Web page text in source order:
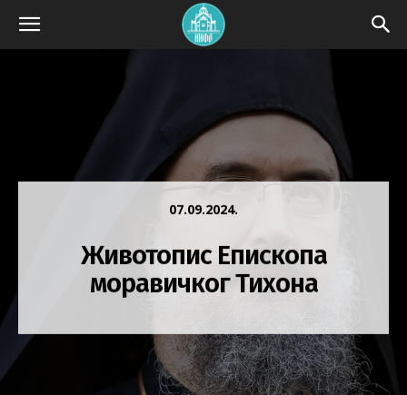
07.09.2024.
Животопис Епископа
моравичког Тихона